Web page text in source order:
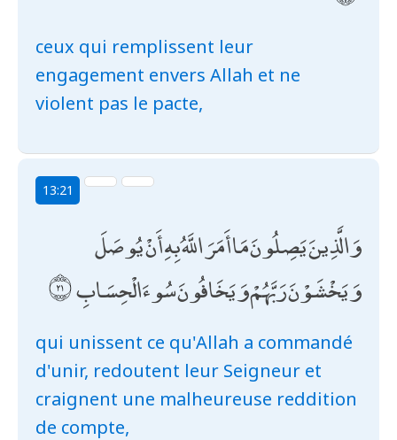
ceux qui remplissent leur
engagement envers Allah et ne
violent pas le pacte,
13:21
وَالَّذِينَ يَصِلُونَ مَا أَمَرَ اللَّهُ بِهِ أَنْ يُوصَلَ
وَيَخْشَوْنَ رَبَّهُمْ وَيَخَافُونَ سُوءَ الْحِسَابِ
qui unissent ce qu'Allah a commandé
d'unir, redoutent leur Seigneur et
craignent une malheureuse reddition
de compte,